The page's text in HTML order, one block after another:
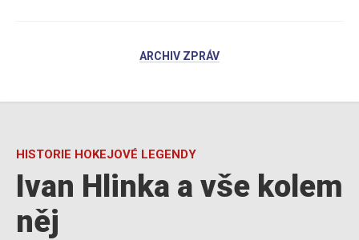
ARCHIV ZPRÁV
HISTORIE HOKEJOVÉ LEGENDY
Ivan Hlinka a vše kolem
něj